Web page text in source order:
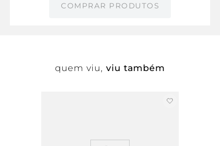
COMPRAR PRODUTOS
quem viu, viu também